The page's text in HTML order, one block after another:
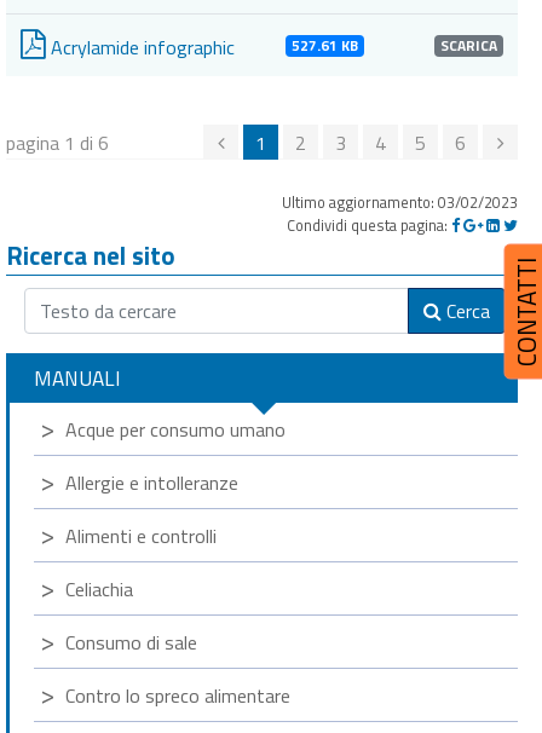
Acrylamide infographic 527.61 KB SCARICA
pagina 1 di 6 1 2 3 4 5 6
Ultimo aggiornamento: 03/02/2023
Condividi questa pagina:
Ricerca nel sito
Cerca
MANUALI
Acque per consumo umano
Allergie e intolleranze
Alimenti e controlli
Celiachia
Consumo di sale
Contro lo spreco alimentare